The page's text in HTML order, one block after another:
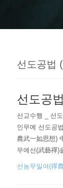
선도공법
선도공
선교수행 _ 선
인무예 선도공
農武一如思想)
무예선(武藝禪)
선학(仙學)의
선농무일여(禪